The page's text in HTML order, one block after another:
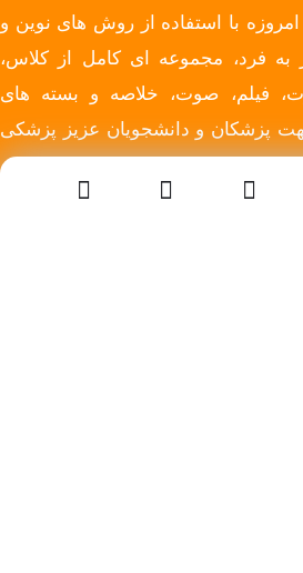
با استفاده از روش های نوین و
به فرد، مجموعه ای کامل از کلاس،
فیلم، صوت، خلاصه و بسته های
پزشکان و دانشجویان عزیز پزشکی